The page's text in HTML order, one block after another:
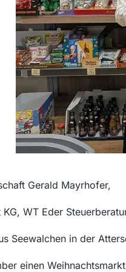
Gerald Mayrhofer,
WT Eder
Seewalchen in der
einen